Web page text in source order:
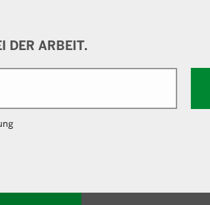
DER ARBEIT.